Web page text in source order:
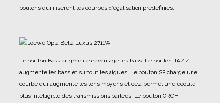
boutons qui insèrent les courbes d’égalisation prédéfinies.
Le bouton Bass augmente davantage les bass. Le bouton JAZZ
augmente les bass et surtout les aigues. Le bouton SP charge une
courbe qui augmente les tons moyens et cela permet une écoute
plus intelligible des transmissions parlées. Le bouton ORCH